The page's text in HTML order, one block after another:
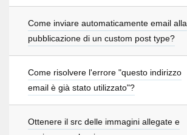
Come inviare automaticamente email alla
pubblicazione di un custom post type?
Come risolvere l'errore "questo indirizzo
email è già stato utilizzato"?
Ottenere il src delle immagini allegate e